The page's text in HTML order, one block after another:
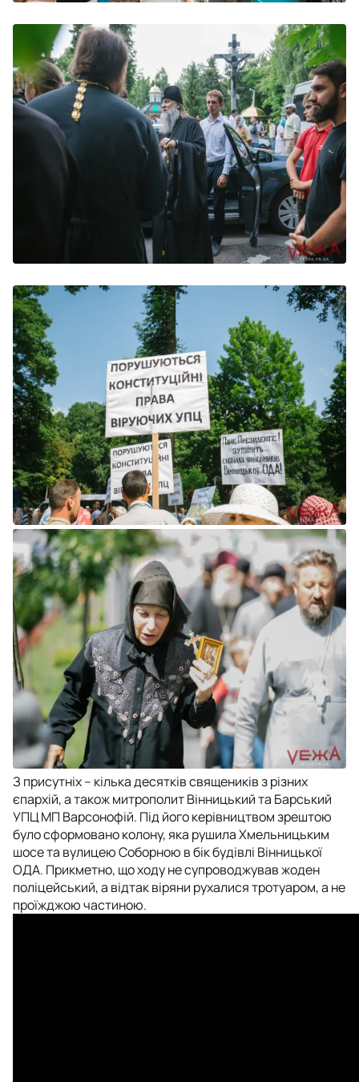
З присутніх – кілька десятків священиків з різних
єпархій, а також митрополит Вінницький та Барський
УПЦ МП Варсонофій. Під його керівництвом зрештою
було сформовано колону, яка рушила Хмельницьким
шосе та вулицею Соборною в бік будівлі Вінницької
ОДА. Прикметно, що ходу не супроводжував жоден
поліцейський, а відтак віряни рухалися тротуаром, а не
проїжджою частиною.